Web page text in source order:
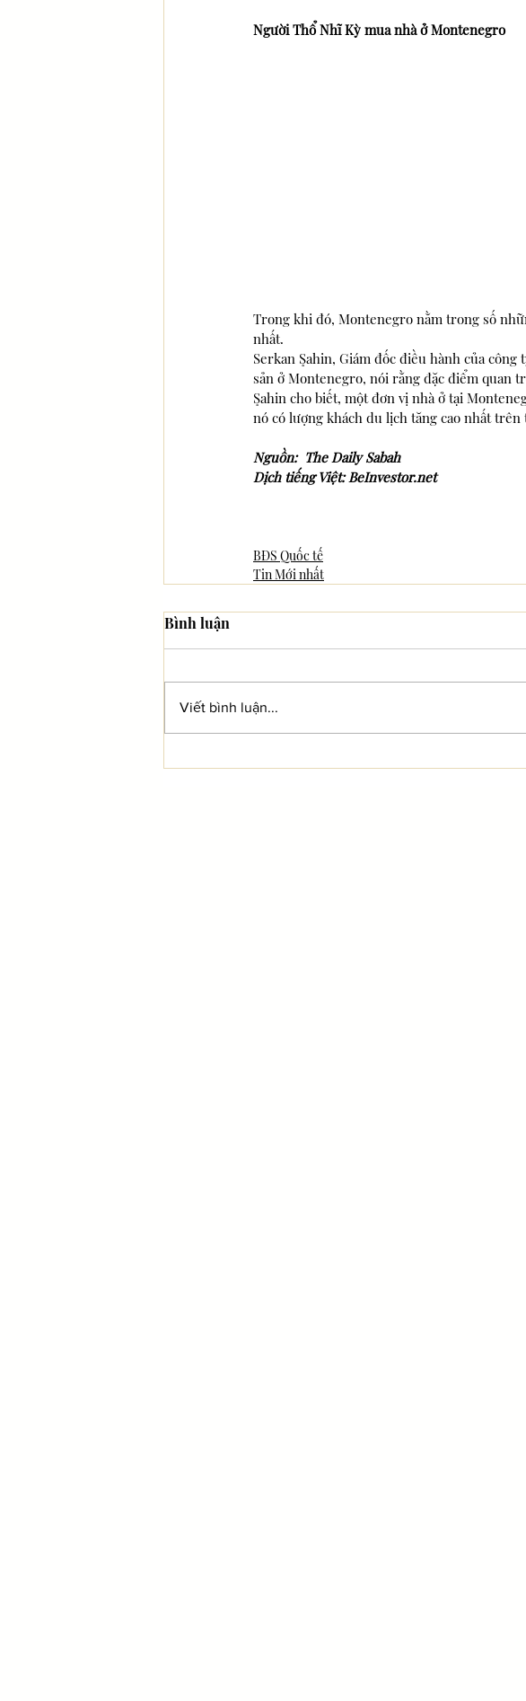
Người Thổ Nhĩ Kỳ mua nhà ở Montenegro
Trong khi đó, Montenegro nằm trong số
nhất.
Serkan Şahin, Giám đốc điều hành của
sản ở Montenegro, nói rằng đặc điểm quan
Şahin cho biết, một đơn vị nhà ở tại
nó có lượng khách du lịch tăng cao nhất
Nguồn:  The Daily Sabah
Dịch tiếng Việt: BeInvestor.net
BĐS Quốc tế
Tin Mới nhất
Bình luận
Viết bình luận...